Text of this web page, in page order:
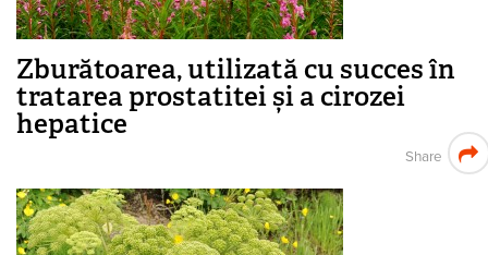
Zburătoarea, utilizată cu succes în
tratarea prostatitei și a cirozei
hepatice
Share